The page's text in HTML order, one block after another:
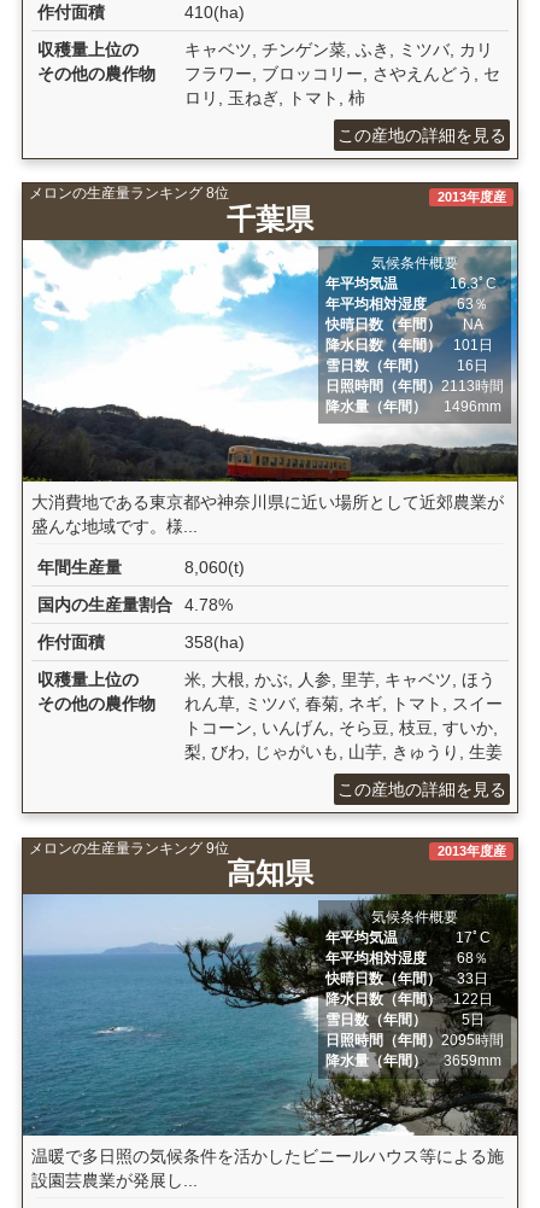
作付面積
410(ha)
収穫量上位の
その他の農作物
キャベツ, チンゲン菜, ふき, ミツバ, カリ
フラワー, ブロッコリー, さやえんどう, セ
ロリ, 玉ねぎ, トマト, 柿
この産地の詳細を見る
メロンの生産量ランキング 8位
千葉県
2013年度産
気候条件概要
年平均気温
16.3ﾟC
年平均相対湿度
63％
快晴日数（年間）
NA
降水日数（年間）
101日
雪日数（年間）
16日
日照時間（年間）2113時間
降水量（年間）
1496mm
大消費地である東京都や神奈川県に近い場所として近郊農業が
盛んな地域です。様...
年間生産量
8,060(t)
国内の生産量割合
4.78%
作付面積
358(ha)
収穫量上位の
その他の農作物
米, 大根, かぶ, 人参, 里芋, キャベツ, ほう
れん草, ミツバ, 春菊, ネギ, トマト, スイー
トコーン, いんげん, そら豆, 枝豆, すいか,
梨, びわ, じゃがいも, 山芋, きゅうり, 生姜
この産地の詳細を見る
メロンの生産量ランキング 9位
高知県
2013年度産
気候条件概要
年平均気温
17ﾟC
年平均相対湿度
68％
快晴日数（年間）
33日
降水日数（年間）
122日
雪日数（年間）
5日
日照時間（年間）2095時間
降水量（年間）
3659mm
温暖で多日照の気候条件を活かしたビニールハウス等による施
設園芸農業が発展し...